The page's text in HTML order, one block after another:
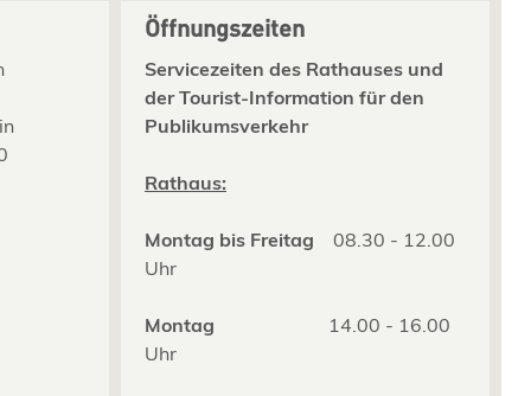
Öffnungszeiten
Servicezeiten des Rathauses und
der Tourist-Information für den
Publikumsverkehr
Rathaus:
Montag bis Freitag 08.30 - 12.00
Uhr
Montag
14.00 - 16.00
Uhr